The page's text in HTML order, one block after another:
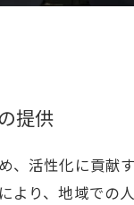
提供
活性化に貢献
より、地域での